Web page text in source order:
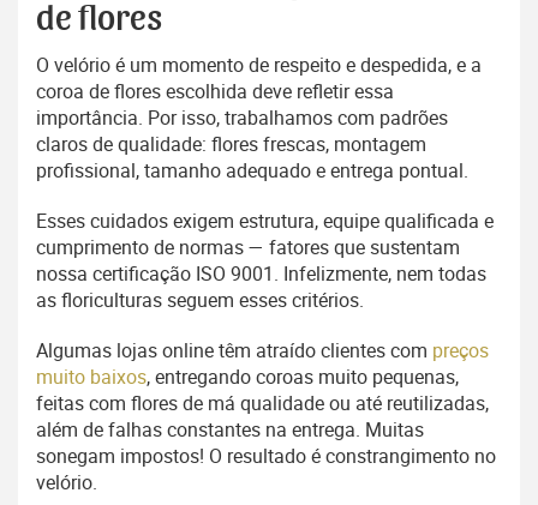
de flores
O velório é um momento de respeito e despedida, e a
coroa de flores escolhida deve refletir essa
importância. Por isso, trabalhamos com padrões
claros de qualidade: flores frescas, montagem
profissional, tamanho adequado e entrega pontual.
Esses cuidados exigem estrutura, equipe qualificada e
cumprimento de normas — fatores que sustentam
nossa certificação ISO 9001. Infelizmente, nem todas
as floriculturas seguem esses critérios.
Algumas lojas online têm atraído clientes com preços
muito baixos, entregando coroas muito pequenas,
feitas com flores de má qualidade ou até reutilizadas,
além de falhas constantes na entrega. Muitas
sonegam impostos! O resultado é constrangimento no
velório.